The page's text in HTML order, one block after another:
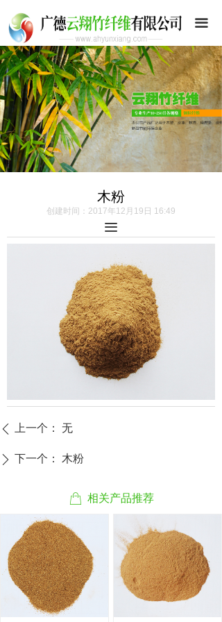
끀
首页
公司简介
荣誉资质
产品展示
企业文化
环境设备
联系我们
木粉
创建时间： 2017年12月19日 16:49
ꂆ 相关产品推荐
ꄴ 上一个： 无
ꄲ 下一个： 木粉
끀